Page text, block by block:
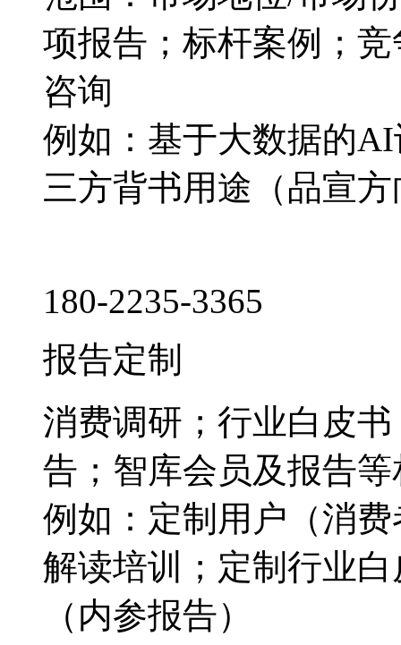
项报告；标杆案例；
咨询
例如：基于大数据的
三方背书用途（品宣
180-2235-3365
报告定制
消费调研；行业白皮
告；智库会员及报告
例如：定制用户（消
解读培训；定制行业
（内参报告）